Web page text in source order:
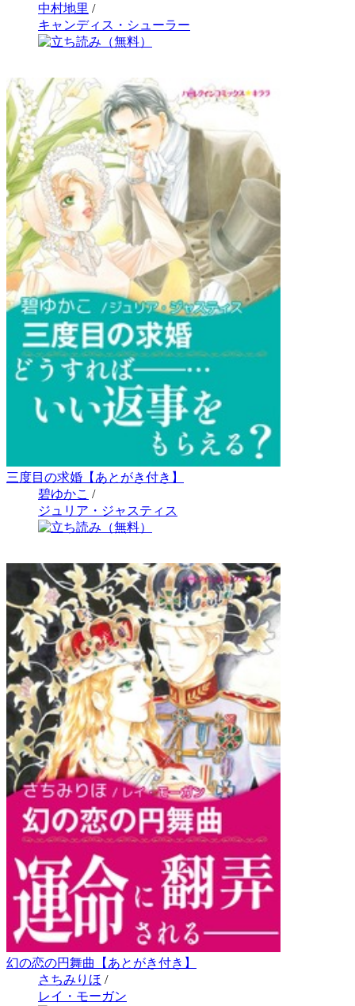
中村地里 /
キャンディス・シューラー
三度目の求婚【あとがき付き】
碧ゆかこ /
ジュリア・ジャスティス
幻の恋の円舞曲【あとがき付き】
さちみりほ /
レイ・モーガン